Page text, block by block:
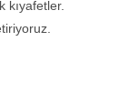
kıyafetler.